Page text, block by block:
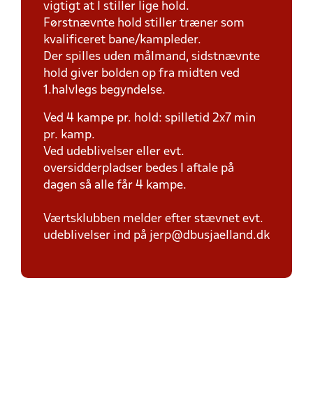
vigtigt at I stiller lige hold.
Førstnævnte hold stiller træner som
kvalificeret bane/kampleder.
Der spilles uden målmand, sidstnævnte
hold giver bolden op fra midten ved
1.halvlegs begyndelse.
Ved 4 kampe pr. hold: spilletid 2x7 min
pr. kamp.
Ved udeblivelser eller evt.
oversidderpladser bedes I aftale på
dagen så alle får 4 kampe.
Værtsklubben melder efter stævnet evt.
udeblivelser ind på jerp@dbusjaelland.dk